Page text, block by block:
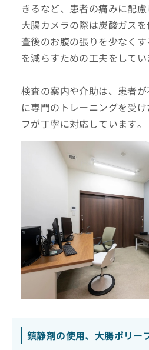
きるなど、患者の痛みに配慮
大腸カメラの際は炭酸ガス
査後のお腹の張りを少なく
を減らすための工夫をしてい
検査の案内や介助は、患者
に専門のトレーニングを受
フが丁寧に対応しています。
鎮静剤の使用、大腸ポリー